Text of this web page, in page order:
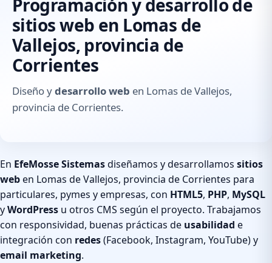
Programación y desarrollo de
sitios web en Lomas de
Vallejos, provincia de
Corrientes
Diseño ydesarrollo web en Lomas de Vallejos,
provincia de Corrientes.
En EfeMosse Sistemasdiseñamos y desarrollamos sitios
weben Lomas de Vallejos, provincia de Corrientes para
particulares, pymes y empresas, con HTML5, PHP, MySQL
yWordPress u otros CMS según el proyecto. Trabajamos
con responsividad, buenas prácticas de usabilidad e
integración con redes(Facebook, Instagram, YouTube) y
email marketing.